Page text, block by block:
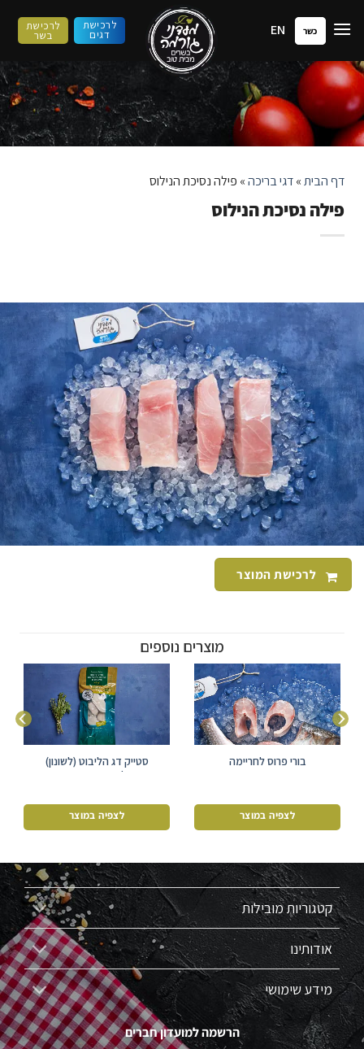
לתוכן
כשר EN לרכישת
דגים
לרכישת
בשר
דף הבית»דגי בריכה» פילה נסיכת הנילוס
פילה נסיכת הנילוס
לרכישת המוצר
מוצרים נוספים
בורי פרוס לחריימה
לצפיה במוצר
סטייק דג הליבוט (לשונון)
גרינלנדי קפוא עם עור
לצפיה במוצר
קטגוריות מובילות
אודותינו
מידע שימושי
הרשמה למועדון חברים